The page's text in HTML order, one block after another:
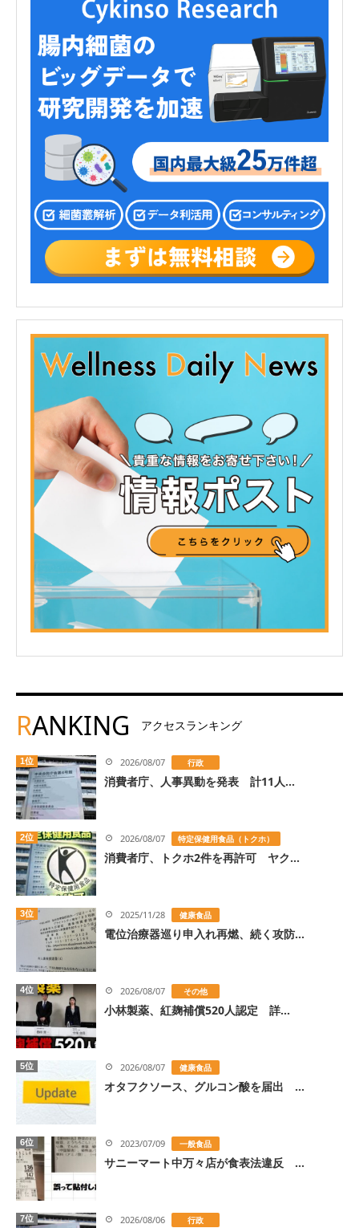
RANKING アクセスランキング
1位 2026/08/07 行政
消費者庁、人事異動を発表 計11人...
2位 2026/08/07 特定保健用食品（トクホ）
消費者庁、トクホ2件を再許可 ヤク...
3位 2025/11/28 健康食品
電位治療器巡り申入れ再燃、続く攻防...
4位 2026/08/07 その他
小林製薬、紅麹補償520人認定 詳...
5位 2026/08/07 健康食品
オタフクソース、グルコン酸を届出 ...
6位 2023/07/09 一般食品
サニーマート中万々店が食表法違反 ...
7位 2026/08/06 行政